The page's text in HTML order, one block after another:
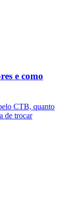
e como
CTB, quanto
de trocar